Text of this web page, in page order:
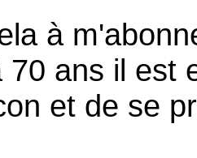
à
70 ans il est
et de se